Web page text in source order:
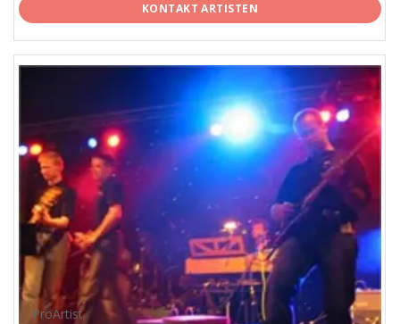
KONTAKT ARTISTEN
ProArtist